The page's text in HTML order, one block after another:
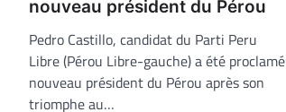
nouveau président du Pérou
Pedro Castillo, candidat du Parti Peru
Libre (Pérou Libre-gauche) a été proclamé
nouveau président du Pérou après son
triomphe au…